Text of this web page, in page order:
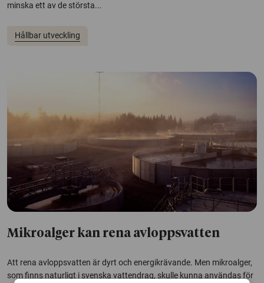
minska ett av de största...
Hållbar utveckling
Mikroalger kan rena avloppsvatten
Att rena avloppsvatten är dyrt och energikrävande. Men mikroalger,
som finns naturligt i svenska vattendrag, skulle kunna användas för